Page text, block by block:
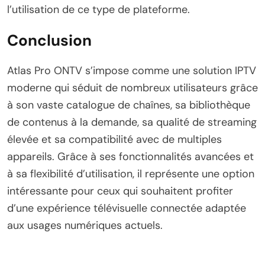
l’utilisation de ce type de plateforme.
Conclusion
Atlas Pro ONTV s’impose comme une solution IPTV
moderne qui séduit de nombreux utilisateurs grâce
à son vaste catalogue de chaînes, sa bibliothèque
de contenus à la demande, sa qualité de streaming
élevée et sa compatibilité avec de multiples
appareils. Grâce à ses fonctionnalités avancées et
à sa flexibilité d’utilisation, il représente une option
intéressante pour ceux qui souhaitent profiter
d’une expérience télévisuelle connectée adaptée
aux usages numériques actuels.